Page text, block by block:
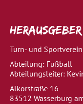
Herausgeber
Turn- und Sportverein
Abteilung: Fußball
Abteilungsleiter:
Alkorstraße 16
83512 Wasserburg